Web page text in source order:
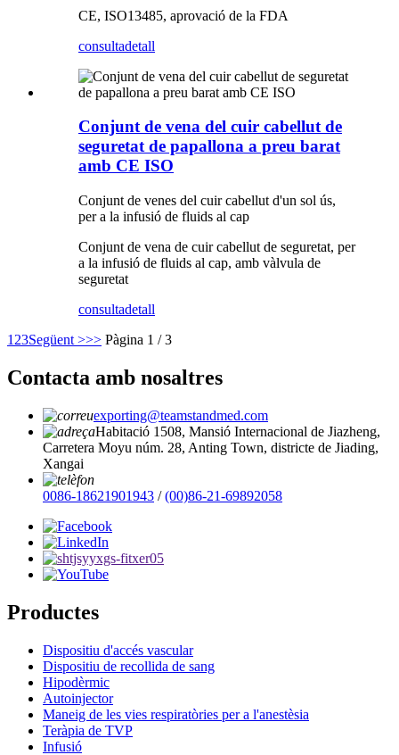
CE, ISO13485, aprovació de la FDA
consultadetall
Conjunt de vena del cuir cabellut de
seguretat de papallona a preu barat
amb CE ISO
Conjunt de venes del cuir cabellut d'un sol ús,
per a la infusió de fluids al cap
Conjunt de vena de cuir cabellut de seguretat, per
a la infusió de fluids al cap, amb vàlvula de
seguretat
consultadetall
1 23Següent >>> Pàgina 1 / 3
Contacta amb nosaltres
exporting@teamstandmed.com
Habitació 1508, Mansió Internacional de Jiazheng,
Carretera Moyu núm. 28, Anting Town, districte de Jiading,
Xangai
0086-18621901943 /(00)86-21-69892058
Productes
Dispositiu d'accés vascular
Dispositiu de recollida de sang
Hipodèrmic
Autoinjector
Maneig de les vies respiratòries per a l'anestèsia
Teràpia de TVP
Infusió